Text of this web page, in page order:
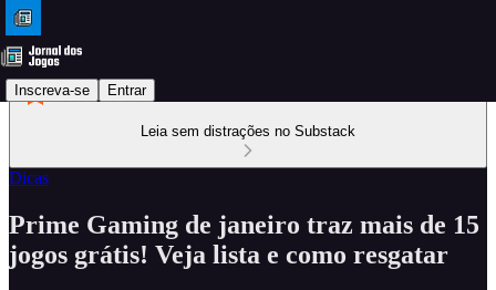
Inscreva-se Entrar
Leia sem distrações no Substack
Dicas
Prime Gaming de janeiro traz mais de 15
jogos grátis! Veja lista e como resgatar